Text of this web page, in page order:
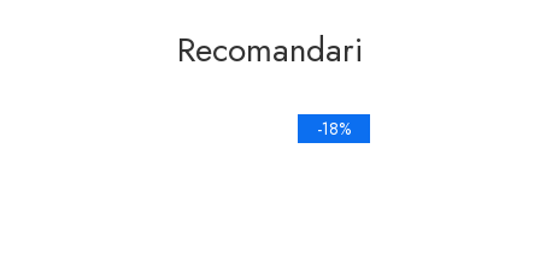
Recomandari
-18%